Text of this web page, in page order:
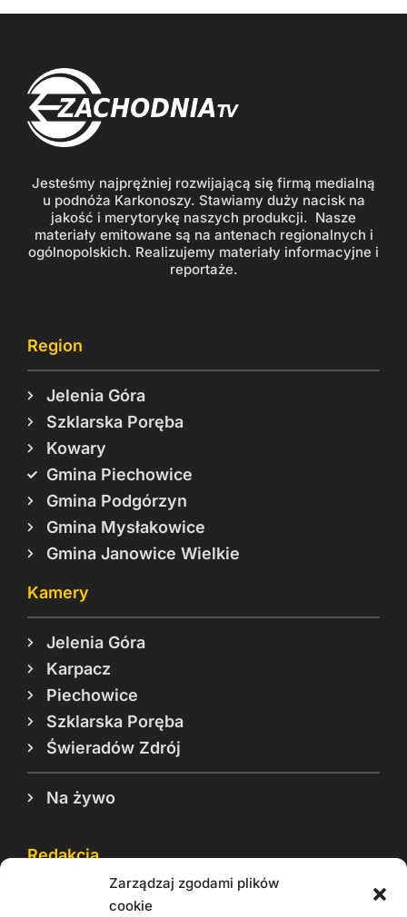
Zarządzaj zgodami plików
cookie
Jesteśmy najprężniej rozwijającą się firmą medialną
u podnóża Karkonoszy. Stawiamy duży nacisk na
jakość i merytorykę naszych produkcji. Nasze
materiały emitowane są na antenach regionalnych i
ogólnopolskich. Realizujemy materiały informacyjne i
reportaże.
Region
Jelenia Góra
Szklarska Poręba
Kowary
Gmina Piechowice
Gmina Podgórzyn
Gmina Mysłakowice
Gmina Janowice Wielkie
Kamery
Jelenia Góra
Karpacz
Piechowice
Szklarska Poręba
Świeradów Zdrój
Na żywo
Redakcja
Reklama